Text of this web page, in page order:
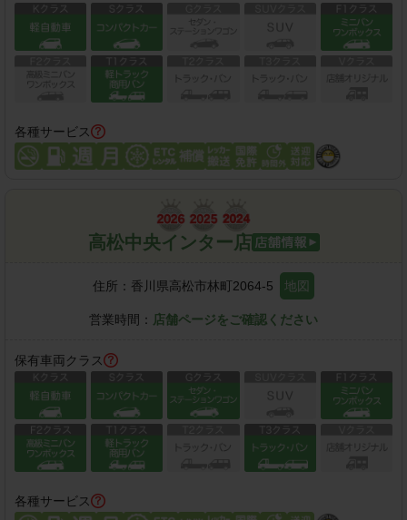
各種サービス
高松中央インター店
住所： 香川県高松市林町2064-5 地図
営業時間： 店舗ページをご確認ください
保有車両クラス
各種サービス